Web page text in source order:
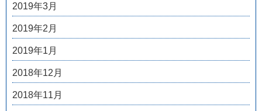
2019年3月
2019年2月
2019年1月
2018年12月
2018年11月